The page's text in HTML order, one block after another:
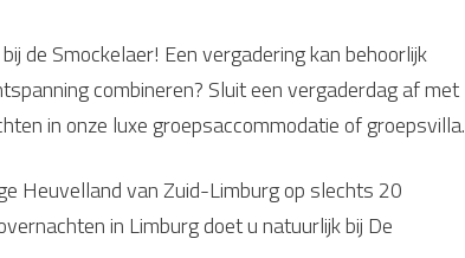
de Smockelaer! Een vergadering kan behoorlijk
combineren? Sluit een vergaderdag af met
in onze luxe groepsaccommodatie of groepsvilla.
Heuvelland van Zuid-Limburg op slechts 20
in Limburg doet u natuurlijk bij De